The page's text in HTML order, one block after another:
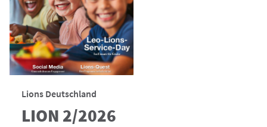
Lions Deutschland
LION 2/2026